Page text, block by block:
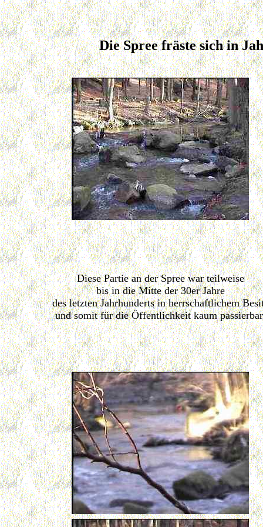
Die Spree fräste sich in
Diese Partie an der Spree war teilweise
bis in die Mitte der 30er Jahre
des letzten Jahrhunderts in herrschaftlichem
und somit für die Öffentlichkeit kaum